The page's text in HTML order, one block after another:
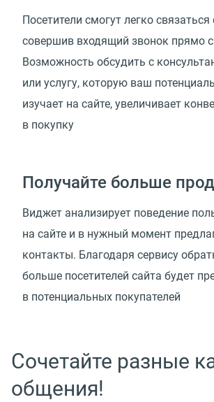
Посетители смогут легко
совершив входящий звонок прямо с
Возможность обсудить с
или услугу, которую ваш
изучает на сайте, увеличивает
в покупку
Получайте больше
Виджет анализирует поведение
на сайте и в нужный момент
контакты. Благодаря сервису
больше посетителей сайта будет
в потенциальных покупателей
Сочетайте разные
общения!